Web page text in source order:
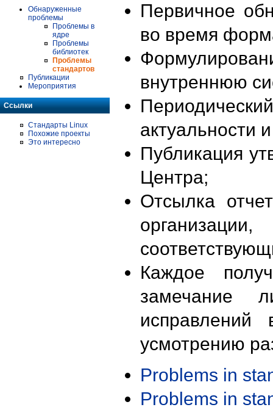
Обнаруженные
проблемы
Проблемы в
ядре
Проблемы
библиотек
Проблемы
стандартов
Публикации
Мероприятия
Ссылки
Стандарты Linux
Похожие проекты
Это интересно
Первичное
во время
внутреннюю
актуальности
Публикация
Центра;
Отсылка
Каждое
замечание
исправлений
усмотрению
Problems in
Problems in